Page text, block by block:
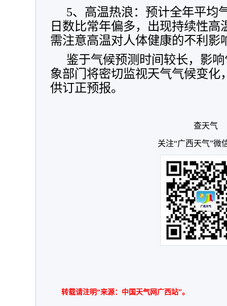
5、高温热浪：预计全年平均
日数比常年偏多，出现持续性
需注意高温对人体健康的不利影
鉴于气候预测时间较长，影
象部门将密切监视天气气候变化
供订正预报。
查天气
关注“广西天气”微
转载请注明“来源：中国天气网广西站”。